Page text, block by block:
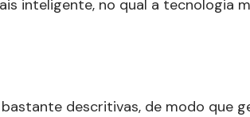
inteligente, no qual a tecnologia
descritivas, de modo que